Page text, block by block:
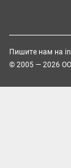
Пишите нам на
© 2005 — 2026